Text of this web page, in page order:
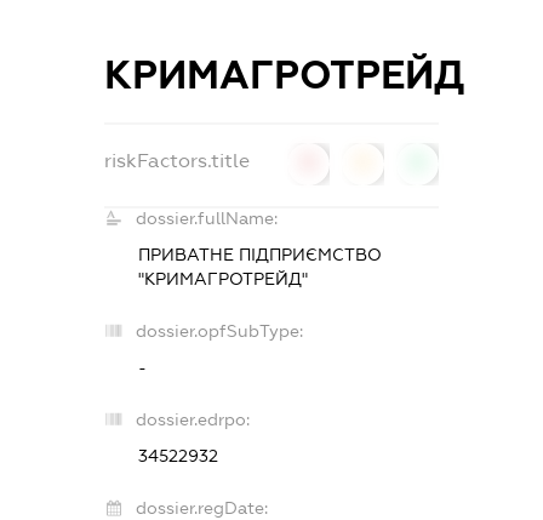
КРИМАГРОТРЕЙД
riskFactors.title
dossier.fullName:
ПРИВАТНЕ ПІДПРИЄМСТВО
"КРИМАГРОТРЕЙД"
dossier.opfSubType:
-
dossier.edrpo:
34522932
dossier.regDate: